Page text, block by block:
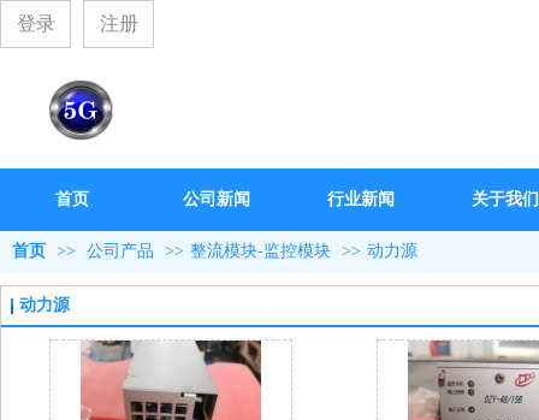
登录 注册
首页 公司新闻 行业新闻 关于我们
首页 >> 公司产品 >> 整流模块-监控模块 >> 动力源
动力源